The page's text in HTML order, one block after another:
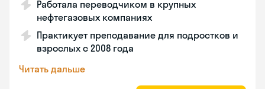
Работала переводчиком в крупных
нефтегазовых компаниях
Практикует преподавание для подростков и
взрослых с 2008 года
Читать дальше